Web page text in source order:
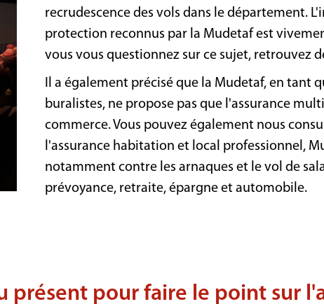
recrudescence des vols dans le département.
protection reconnus par la Mudetaf est
vous vous questionnez sur ce sujet, retrouvez
Il a également précisé que la Mudetaf, en tant
buralistes, ne propose pas que l'assurance
commerce. Vous pouvez également nous
l'assurance habitation et local professionnel,
notamment contre les arnaques et le vol de
prévoyance, retraite, épargne et automobile.
présent pour faire le point sur